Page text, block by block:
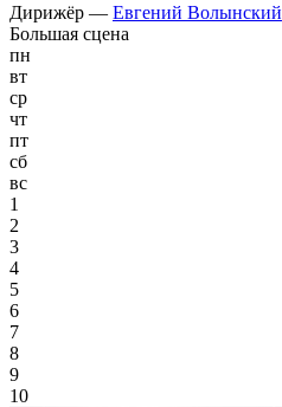
Дирижёр — Евгений Волынский
Большая сцена
пн
вт
ср
чт
пт
сб
вс
1
2
3
4
5
6
7
8
9
10